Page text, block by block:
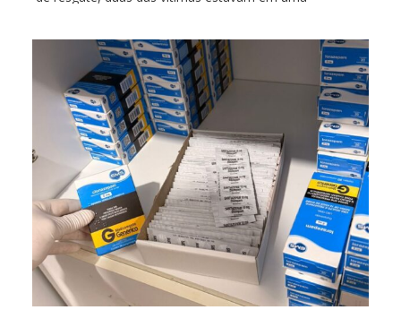
anos, foi encontrado […]